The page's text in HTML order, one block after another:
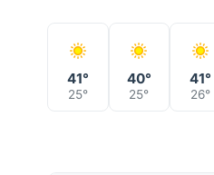
41°
26°
40°
25°
41°
25°